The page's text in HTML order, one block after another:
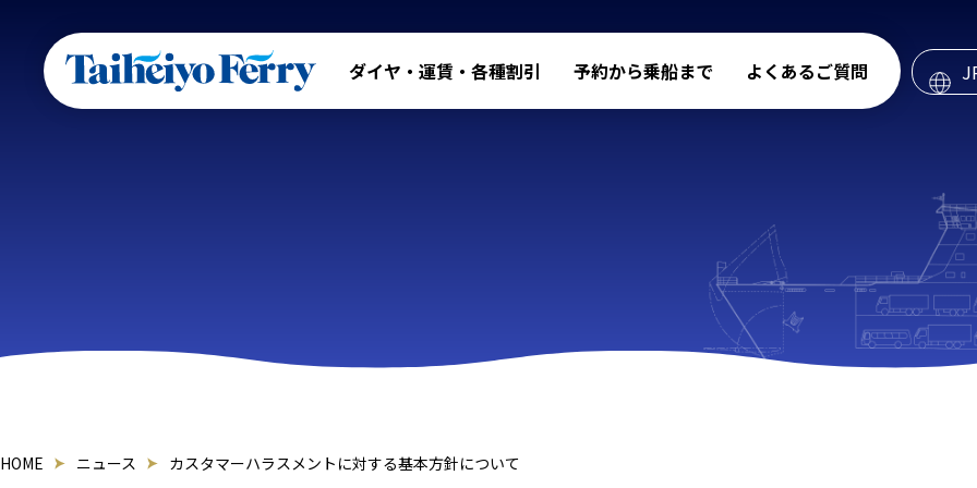
ダイヤ・運賃・各種割引 予約から乗船まで よくあるご質問
HOME ニュース カスタマーハラスメントに対する基本方針について